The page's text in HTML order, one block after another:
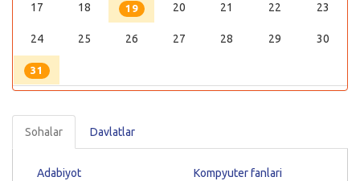
17 18 19 20 21 22 23
24 25 26 27 28 29 30
31
Sohalar Davlatlar
Adabiyot
Kompyuter fanlari